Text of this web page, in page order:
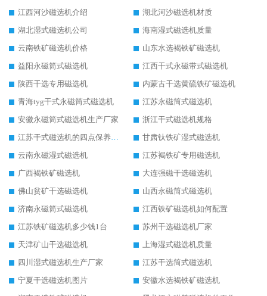
江西河沙磁选机介绍
湖北河沙磁选机材质
湖北湿式磁选机公司
海南湿式磁选机质量
云南铁矿磁选机价格
山东水选褐铁矿磁选机
益阳永磁筒式磁选机
江西干式永磁带式磁选机
陕西干选专用磁选机
内蒙古干选黄硫铁矿磁选机
青海tyg干式永磁筒式磁选机
江苏永磁筒式磁选机
安徽永磁筒式磁选机生产厂家
浙江干式磁选机规格
江苏干式磁选机的四点保养秘籍
甘肃钛铁矿湿式磁选机
云南永磁湿式磁选机
江苏褐铁矿专用磁选机
广西褐铁矿磁选机
大连强磁干选磁选机
佛山贫矿干选磁选机
山西永磁筒式磁选机
济南永磁筒式磁选机
江西铁矿磁选机如何配置
江苏铁矿磁选机多少钱1台
苏州干选磁选机厂家
天津矿山干选磁选机
上海湿式磁选机质量
四川湿式磁选机生产厂家
江苏干选筒式磁选机
宁夏干选磁选机图片
安徽水选褐铁矿磁选机